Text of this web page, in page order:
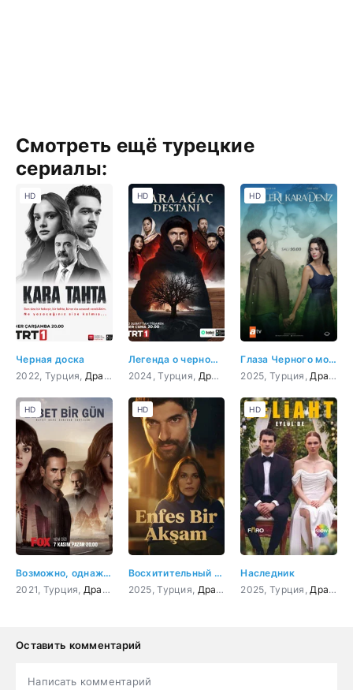
Смотреть ещё турецкие
сериалы:
Черная доска
2022, Турция, Драма Мелодрама
HD
Легенда о черном дереве
2024, Турция, Драма Мелодрама
HD
Глаза Черного моря
2025, Турция, Драма
HD
Возможно, однажды
2021, Турция, Драма Криминал
HD
Восхитительный вечер
2025, Турция, Драма Мелодрама,Боевик
HD
Наследник
2025, Турция, Драма
HD
Оставить комментарий
Написать комментарий